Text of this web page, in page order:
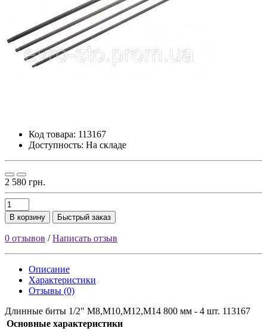
Код товара: 113167
Доступность: На складе
2 580 грн.
В корзину Быстрый заказ
0 отзывов /Написать отзыв
Описание
Характеристики
Отзывы (0)
Длинные биты 1/2" M8,M10,M12,M14 800 мм - 4 шт. 113167
Основные характеристики